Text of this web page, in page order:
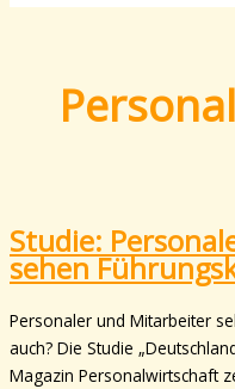
Studie:
sehen
Personaler und Mitarbeiter
auch? Die Studie
Magazin Personalwirtschaft